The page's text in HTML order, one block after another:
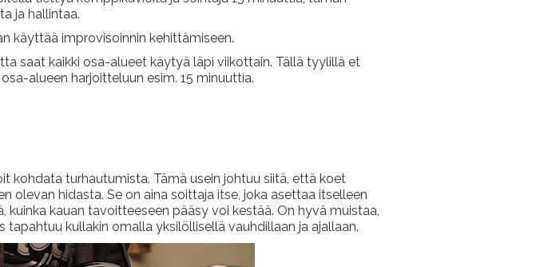
ja hallintaa.
käyttää improvisoinnin kehittämiseen.
saat kaikki osa-alueet käytyä läpi viikottain. Tällä tyylillä et
alueen harjoitteluun esim. 15 minuuttia.
kohdata turhautumista. Tämä usein johtuu siitä, että koet
olevan hidasta. Se on aina soittaja itse, joka asettaa itselleen
kauan tavoitteeseen pääsy voi kestää. On hyvä muistaa,
kullakin omalla yksilöllisellä vauhdillaan ja ajallaan.